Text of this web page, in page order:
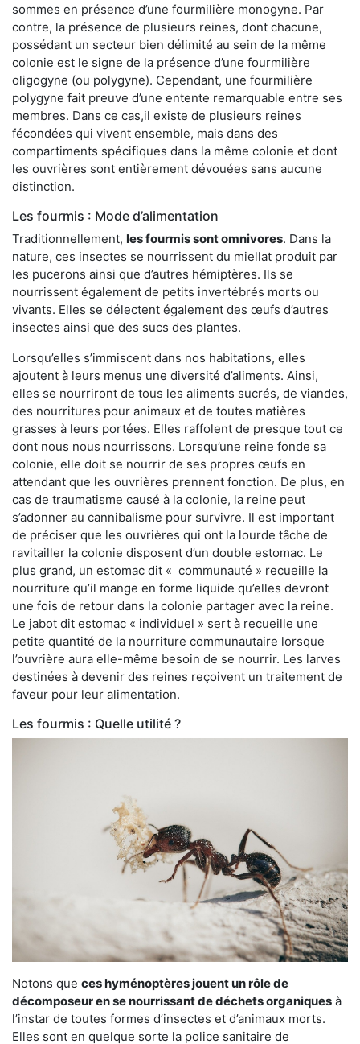
sommes en présence d’une fourmilière monogyne. Par
contre, la présence de plusieurs reines, dont chacune,
possédant un secteur bien délimité au sein de la même
colonie est le signe de la présence d’une fourmilière
oligogyne (ou polygyne). Cependant, une fourmilière
polygyne fait preuve d’une entente remarquable entre ses
membres. Dans ce cas,il existe de plusieurs reines
fécondées qui vivent ensemble, mais dans des
compartiments spécifiques dans la même colonie et dont
les ouvrières sont entièrement dévouées sans aucune
distinction.
Les fourmis : Mode d’alimentation
Traditionnellement, les fourmis sont omnivores. Dans la
nature, ces insectes se nourrissent du miellat produit par
les pucerons ainsi que d’autres hémiptères. Ils se
nourrissent également de petits invertébrés morts ou
vivants. Elles se délectent également des œufs d’autres
insectes ainsi que des sucs des plantes.
Lorsqu’elles s’immiscent dans nos habitations, elles
ajoutent à leurs menus une diversité d’aliments. Ainsi,
elles se nourriront de tous les aliments sucrés, de viandes,
des nourritures pour animaux et de toutes matières
grasses à leurs portées. Elles raffolent de presque tout ce
dont nous nous nourrissons. Lorsqu’une reine fonde sa
colonie, elle doit se nourrir de ses propres œufs en
attendant que les ouvrières prennent fonction. De plus, en
cas de traumatisme causé à la colonie, la reine peut
s’adonner au cannibalisme pour survivre. Il est important
de préciser que les ouvrières qui ont la lourde tâche de
ravitailler la colonie disposent d’un double estomac. Le
plus grand, un estomac dit « communauté » recueille la
nourriture qu’il mange en forme liquide qu’elles devront
une fois de retour dans la colonie partager avec la reine.
Le jabot dit estomac « individuel » sert à recueille une
petite quantité de la nourriture communautaire lorsque
l’ouvrière aura elle-même besoin de se nourrir. Les larves
destinées à devenir des reines reçoivent un traitement de
faveur pour leur alimentation.
Les fourmis : Quelle utilité ?
Notons que ces hyménoptères jouent un rôle de
décomposeur en se nourrissant de déchets organiques à
l’instar de toutes formes d’insectes et d’animaux morts.
Elles sont en quelque sorte la police sanitaire de